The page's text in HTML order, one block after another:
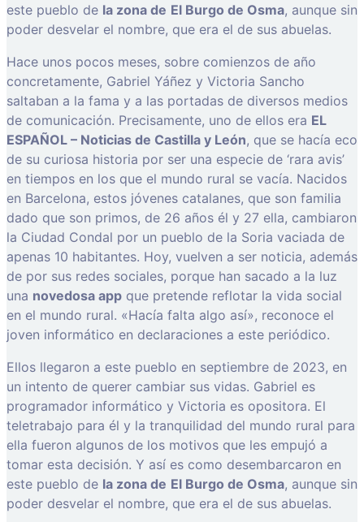
este pueblo de la zona de El Burgo de Osma, aunque sin
poder desvelar el nombre, que era el de sus abuelas.
Hace unos pocos meses, sobre comienzos de año
concretamente, Gabriel Yáñez y Victoria Sancho
saltaban a la fama y a las portadas de diversos medios
de comunicación. Precisamente, uno de ellos era EL
ESPAÑOL – Noticias de Castilla y León, que se hacía eco
de su curiosa historia por ser una especie de ‘rara avis’
en tiempos en los que el mundo rural se vacía. Nacidos
en Barcelona, estos jóvenes catalanes, que son familia
dado que son primos, de 26 años él y 27 ella, cambiaron
la Ciudad Condal por un pueblo de la Soria vaciada de
apenas 10 habitantes. Hoy, vuelven a ser noticia, además
de por sus redes sociales, porque han sacado a la luz
una novedosa app que pretende reflotar la vida social
en el mundo rural. «Hacía falta algo así», reconoce el
joven informático en declaraciones a este periódico.
Ellos llegaron a este pueblo en septiembre de 2023, en
un intento de querer cambiar sus vidas. Gabriel es
programador informático y Victoria es opositora. El
teletrabajo para él y la tranquilidad del mundo rural para
ella fueron algunos de los motivos que les empujó a
tomar esta decisión. Y así es como desembarcaron en
este pueblo de la zona de El Burgo de Osma, aunque sin
poder desvelar el nombre, que era el de sus abuelas.